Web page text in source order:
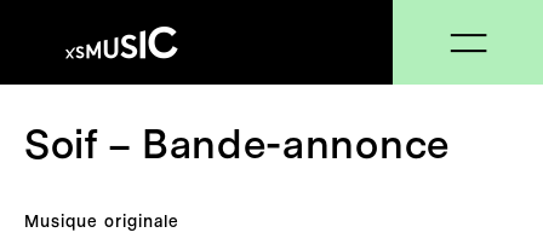
Soif – Bande-annonce
Musique originale